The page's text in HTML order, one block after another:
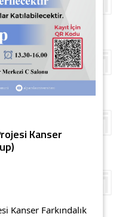
Kanser
Kanser Farkındalık